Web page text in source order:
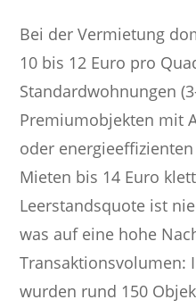
Bei der Vermietung
10 bis 12 Euro pro
Standardwohnungen
Premiumobjekten mit
oder
Mieten bis 14 Euro
Leerstandsquote ist
was auf eine hohe
Transaktionsvolumen:
wurden rund 150